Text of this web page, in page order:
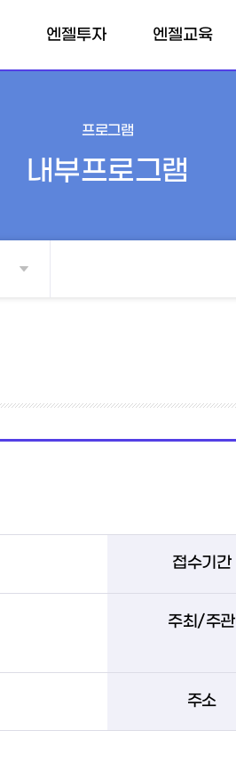
엔젤투자
개인투자조합
전문개인투자자
엔젤교육
프로그램
내부프로그램
접수기간
주최/주관
주소